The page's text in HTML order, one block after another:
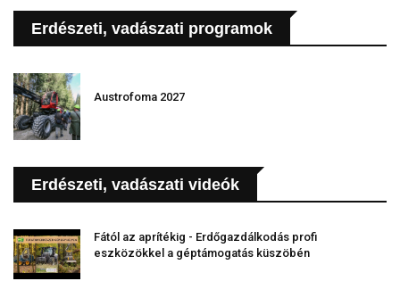
Erdészeti, vadászati programok
Austrofoma 2027
Erdészeti, vadászati videók
Fától az aprítékig - Erdőgazdálkodás profi
eszközökkel a géptámogatás küszöbén